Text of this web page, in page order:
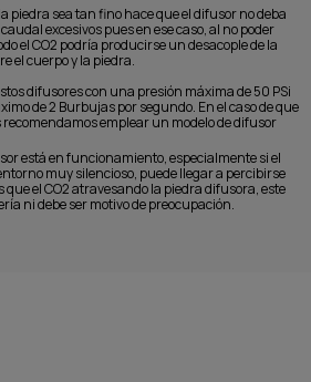
piedra sea tan fino hace que el difusor no deba
excesivos pues en ese caso, al no poder
el CO2 podría producirse un desacople de la
el cuerpo y la piedra.
difusores con una presión máxima de 50 PSi
de 2 Burbujas por segundo. En el caso de que
emplear un modelo de difusor
está en funcionamiento, especialmente si el
muy silencioso, puede llegar a percibirse
que el CO2 atravesando la piedra difusora, este
ni debe ser motivo de preocupación.